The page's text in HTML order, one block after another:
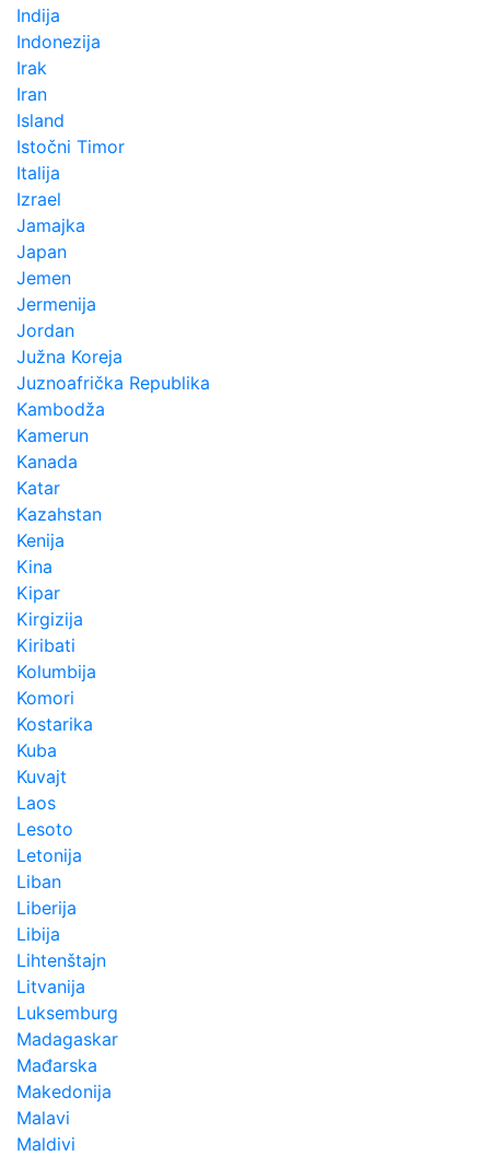
Indija
Indonezija
Irak
Iran
Island
Istočni Timor
Italija
Izrael
Jamajka
Japan
Jemen
Jermenija
Jordan
Južna Koreja
Juznoafrička Republika
Kambodža
Kamerun
Kanada
Katar
Kazahstan
Kenija
Kina
Kipar
Kirgizija
Kiribati
Kolumbija
Komori
Kostarika
Kuba
Kuvajt
Laos
Lesoto
Letonija
Liban
Liberija
Libija
Lihtenštajn
Litvanija
Luksemburg
Madagaskar
Mađarska
Makedonija
Malavi
Maldivi